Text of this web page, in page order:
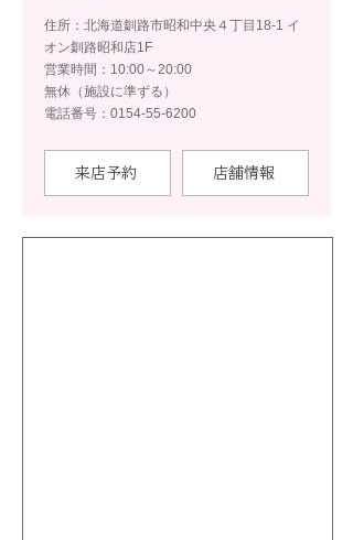
住所：北海道釧路市昭和中央４丁目18-1 イ
オン釧路昭和店1F
営業時間：10:00～20:00
無休（施設に準ずる）
電話番号：0154-55-6200
来店予約 店舗情報